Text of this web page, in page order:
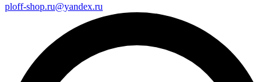
ploff-shop.ru@yandex.ru